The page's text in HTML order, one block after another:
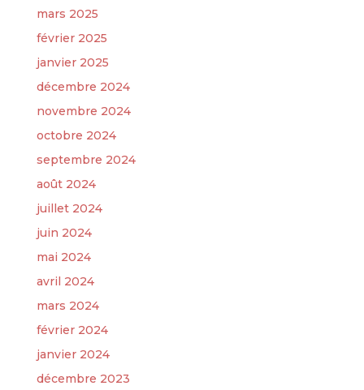
mars 2025
février 2025
janvier 2025
décembre 2024
novembre 2024
octobre 2024
septembre 2024
août 2024
juillet 2024
juin 2024
mai 2024
avril 2024
mars 2024
février 2024
janvier 2024
décembre 2023